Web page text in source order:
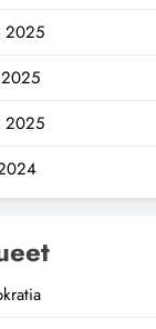
2025
2025